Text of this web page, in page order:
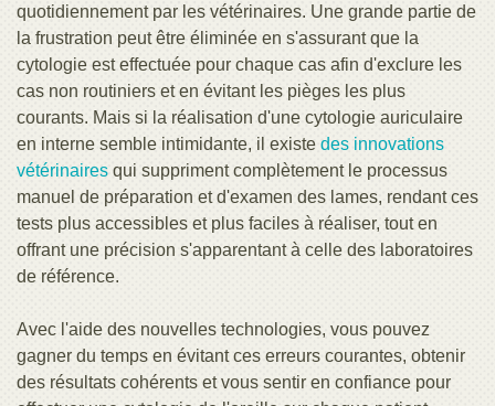
quotidiennement par les vétérinaires. Une grande partie de
la frustration peut être éliminée en s'assurant que la
cytologie est effectuée pour chaque cas afin d'exclure les
cas non routiniers et en évitant les pièges les plus
courants. Mais si la réalisation d'une cytologie auriculaire
en interne semble intimidante, il existe des innovations
vétérinaires qui suppriment complètement le processus
manuel de préparation et d'examen des lames, rendant ces
tests plus accessibles et plus faciles à réaliser, tout en
offrant une précision s'apparentant à celle des laboratoires
de référence.
Avec l'aide des nouvelles technologies, vous pouvez
gagner du temps en évitant ces erreurs courantes, obtenir
des résultats cohérents et vous sentir en confiance pour